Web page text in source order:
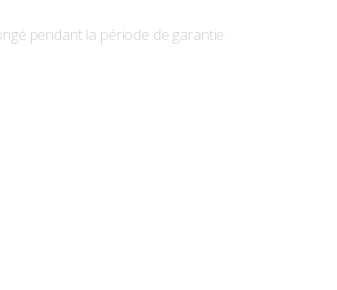
pendant la période de garantie.